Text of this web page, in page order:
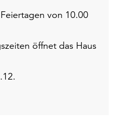
von 10.00
öffnet das Haus